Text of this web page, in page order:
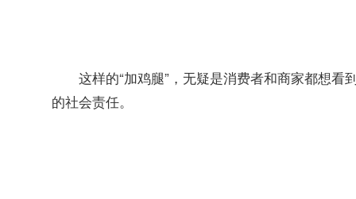
这样的“加鸡腿”，无疑是消费者和商家都想
的社会责任。